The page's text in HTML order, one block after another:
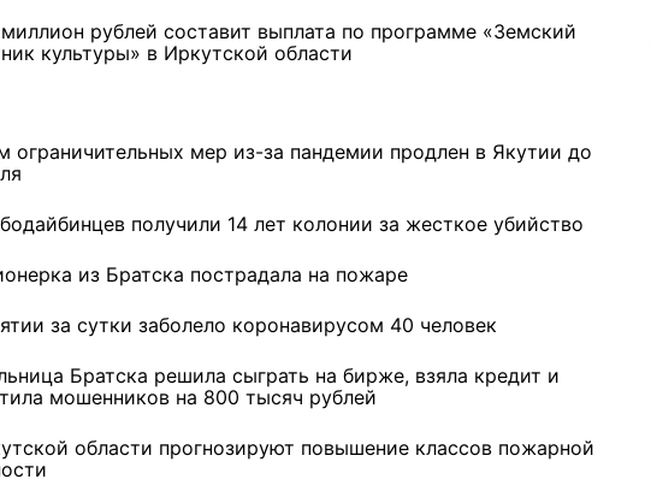
миллионов рублей получит
тренером» в Иркутской
рублей составит выплата по программе «Земский
культуры» в Иркутской области
ограничительных мер из-за пандемии продлен в Якутии до
получили 14 лет колонии за жесткое убийство
из Братска пострадала на пожаре
за сутки заболело коронавирусом 40 человек
Братска решила сыграть на бирже, взяла кредит и
мошенников на 800 тысяч рублей
области прогнозируют повышение классов пожарной